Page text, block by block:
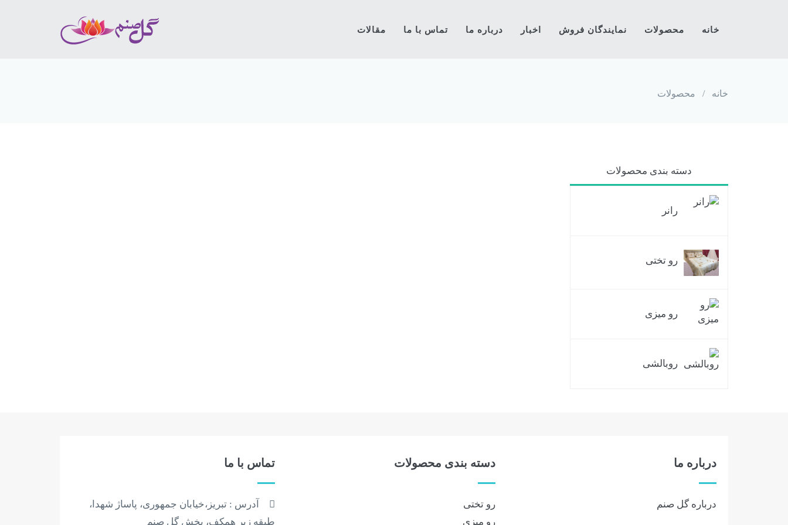
خانه محصولات نمایندگان فروش اخبار درباره ما تماس با ما مقالات
خانه / محصولات
دسته بندی محصولات
رانر
رو تختی
رو میزی
روبالشی
درباره ما
درباره گل صنم
دسته بندی محصولات
رو تختی
رو میزی
تماس با ما
آدرس : تبریز،خیابان جمهوری، پاساژ شهدا،
طبقه زیر همکف، پخش گل صنم